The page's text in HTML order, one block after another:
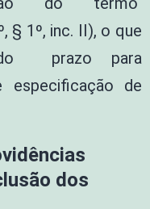
§ 1º, inc. II), o que
do prazo para
especificação de
dos